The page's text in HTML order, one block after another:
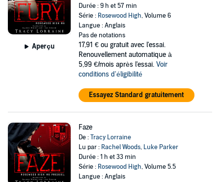
Aperçu
Durée : 9 h et 57 min
Série : Rosewood High, Volume 6
Langue : Anglais
Pas de notations
17,91 € ou gratuit avec l'essai.
Renouvellement automatique à
5,99 €/mois après l'essai. Voir
conditions d'éligibilité
Essayez Standard gratuitement
Faze
De :Tracy Lorraine
Lu par : Rachel Woods, Luke Parker
Durée : 1 h et 33 min
Série : Rosewood High, Volume 5.5
Langue : Anglais